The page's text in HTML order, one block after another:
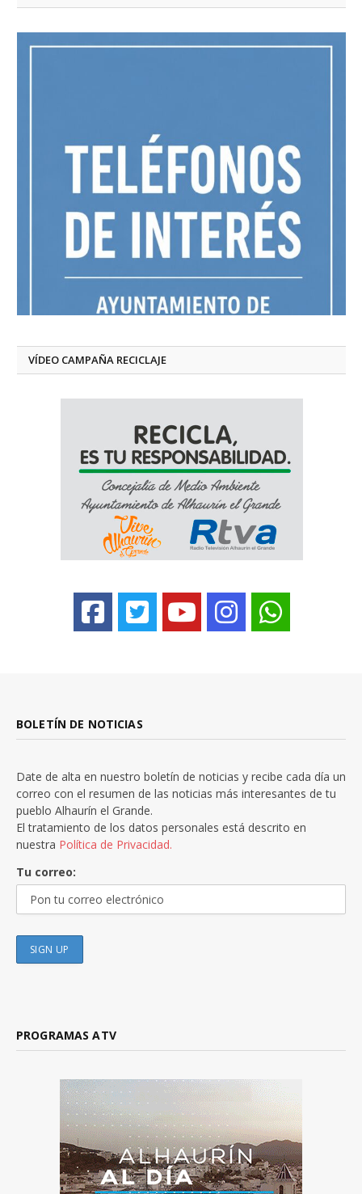
VÍDEO CAMPAÑA RECICLAJE
BOLETÍN DE NOTICIAS
Date de alta en nuestro boletín de noticias y recibe cada día un
correo con el resumen de las noticias más interesantes de tu
pueblo Alhaurín el Grande.
El tratamiento de los datos personales está descrito en
nuestra Política de Privacidad.
Tu correo:
PROGRAMAS ATV